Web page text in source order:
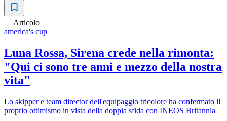
Articolo
america's cup
Luna Rossa, Sirena crede nella rimonta:
"Qui ci sono tre anni e mezzo della nostra
vita"
Lo skipper e team director dell'equipaggio tricolore ha confermato il
proprio ottimismo in vista della doppia sfida con INEOS Britannia